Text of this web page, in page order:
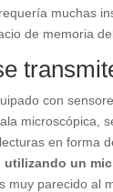
muchas
de memoria
con
microscópica,
en forma
un
muy parecido al